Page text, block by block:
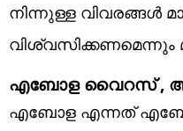
നിന്നുള്ള വിവരങ്ങൾ
വിശ്വസിക്കണമെന്നും
എബോള വൈറസ് ,
എബോള എന്നത്